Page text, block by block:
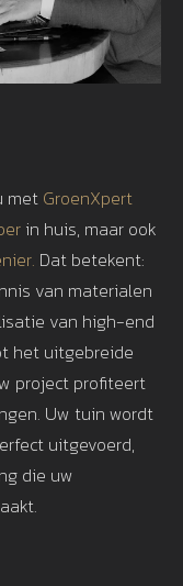
met GroenXpert
in huis, maar ook
Dat betekent:
van materialen
van high-end
het uitgebreide
project profiteert
Uw tuin wordt
uitgevoerd,
die uw